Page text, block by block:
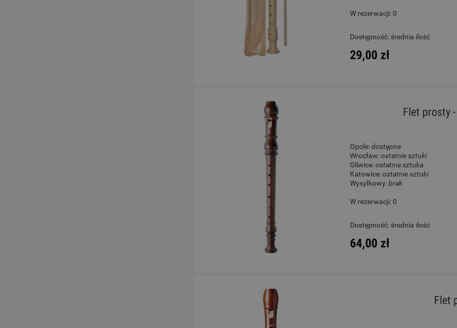
W rezerwacji: 0
Dostępność: średnia ilość
29,00 zł
Flet prosty
Opole:dostępne
Wrocław:ostatnie sztuki
Gliwice:ostatnia sztuka
Katowice:ostatnie sztuki
Wysyłkowy:brak
W rezerwacji: 0
Dostępność: średnia ilość
64,00 zł
Flet